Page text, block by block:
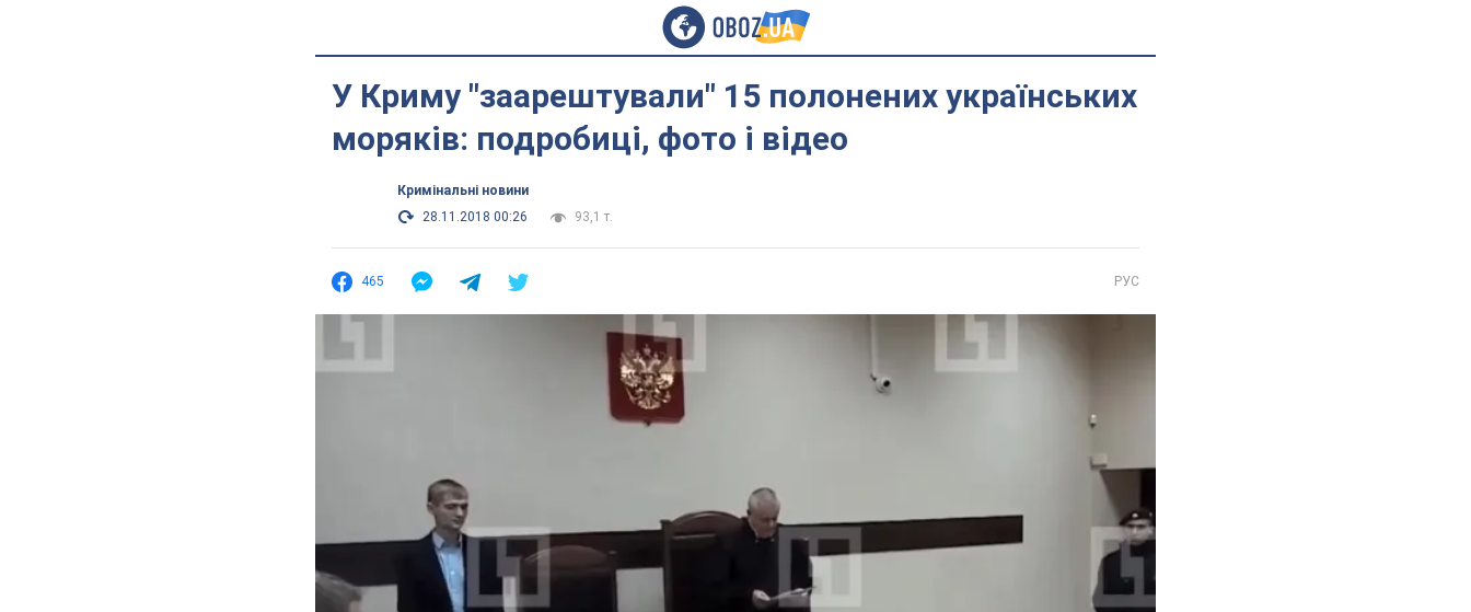
У Криму "заарештували" 15 полонених українських
моряків: подробиці, фото і відео
Кримінальні новини
28.11.2018 00:26
93,1 т.
465 РУС